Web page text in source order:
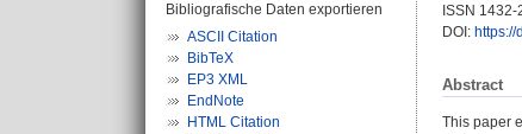
Bibliografische Daten exportieren
ASCII Citation
BibTeX
EP3 XML
EndNote
HTML Citation
ISSN 1432-
DOI:
Abstract
This paper